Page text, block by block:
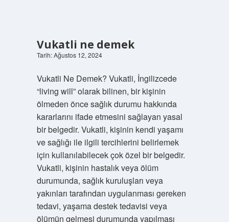
Vukatli ne demek
Tarih: Ağustos 12, 2024
Vukatli Ne Demek? Vukatli, İngilizcede
“living will” olarak bilinen, bir kişinin
ölmeden önce sağlık durumu hakkında
kararlarını ifade etmesini sağlayan yasal
bir belgedir. Vukatli, kişinin kendi yaşamı
ve sağlığı ile ilgili tercihlerini belirlemek
için kullanılabilecek çok özel bir belgedir.
Vukatli, kişinin hastalık veya ölüm
durumunda, sağlık kuruluşları veya
yakınları tarafından uygulanması gereken
tedavi, yaşama destek tedavisi veya
ölümün gelmesi durumunda yapılması